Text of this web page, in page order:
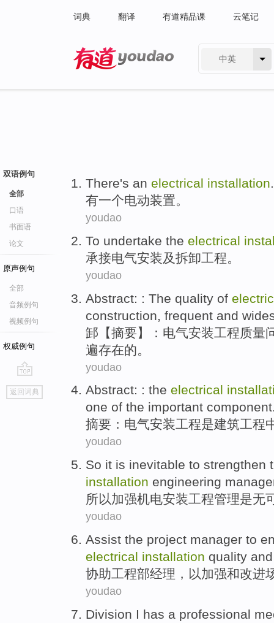
词典 翻译 有道精品课 云笔记
中英
双语例句
全部
口语
书面语
论文
原声例句
全部
音频例句
视频例句
权威例句
go
top
返回词典
There's an electrical installation.
有一个电动装置。
youdao
To undertake the electrical
承接电气安装及拆卸工程。
youdao
Abstract: : The quality of
construction frequent and
䣃【摘要】： 电气安装工程质量
遍存在的 。
youdao
Abstract: : the electrical
one of the important component
摘要 ： 电气安装工程是建筑工程
youdao
So it is inevitable to strengthen
installation engineering
所以加强机电安装工程管理是无
youdao
Assist the project manager to
electrical installation quality
协助工程部经理 ， 以加强和改进
youdao
Division I has a professional